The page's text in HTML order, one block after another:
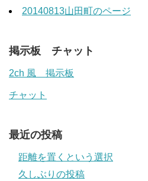
20140813山田町のページ
掲示板 チャット
2ch 風 掲示板
チャット
最近の投稿
距離を置くという選択
久しぶりの投稿